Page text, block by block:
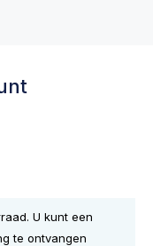
U kunt een
te ontvangen